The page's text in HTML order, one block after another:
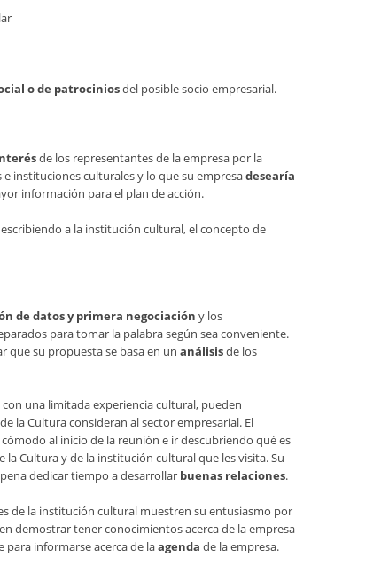
o de patrociniosdel posible socio empresarial.
de los representantes de la empresa por la
e instituciones culturales y lo que su empresadesearía
información para el plan de acción.
a la institución cultural, el concepto de
de datos y primera negociación y los
para tomar la palabra según sea conveniente.
que su propuesta se basa en un análisisde los
una limitada experiencia cultural, pueden
la Cultura consideran al sector empresarial. El
al inicio de la reunión e ir descubriendo qué es
la Cultura y de la institución cultural que les visita. Su
dedicar tiempo a desarrollar buenas relaciones.
de la institución cultural muestren su entusiasmo por
demostrar tener conocimientos acerca de la empresa
informarse acerca de laagenda de la empresa.